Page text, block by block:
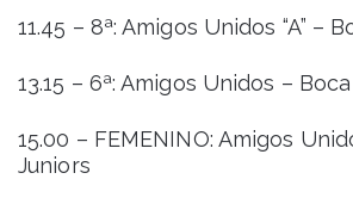
11.45 – 8ª: Amigos Unidos “A” –
13.15 – 6ª: Amigos Unidos –
15.00 – FEMENINO: Amigos
Juniors